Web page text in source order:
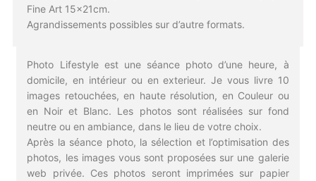
Fine Art 15x21cm.
Agrandissements possibles sur d’autre formats.
Photo Lifestyle est une séance photo d’une heure, à
domicile, en intérieur ou en exterieur. Je vous livre 10
images retouchées, en haute résolution, en Couleur ou
en Noir et Blanc. Les photos sont réalisées sur fond
neutre ou en ambiance, dans le lieu de votre choix.
Après la séance photo, la sélection et l’optimisation des
photos, les images vous sont proposées sur une galerie
web privée. Ces photos seront imprimées sur papier